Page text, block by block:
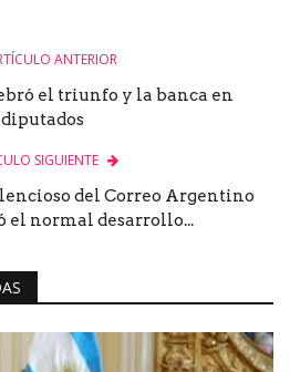
ANTERIOR
el triunfo y la banca en
diputados
SIGUIENTE
del Correo Argentino
el normal desarrollo...